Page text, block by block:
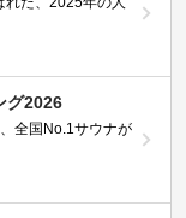
グ2026
全国No.1サウナが